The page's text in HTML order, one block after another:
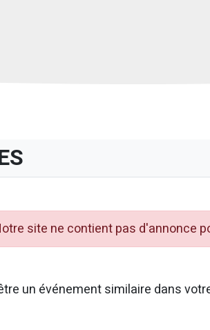
site ne contient pas d'annonce
un événement similaire dans